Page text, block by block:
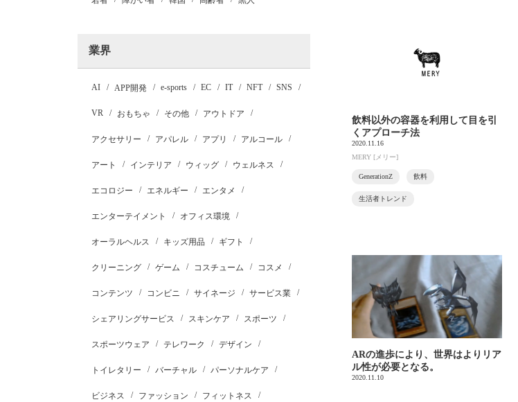
業界
AI APP開発 e-sports EC IT NFT SNS
VR おもちゃ その他 アウトドア
アクセサリー アパレル アプリ アルコール
アート インテリア ウィッグ ウェルネス
エコロジー エネルギー エンタメ
エンターテイメント オフィス環境
オーラルヘルス キッズ用品 ギフト
クリーニング ゲーム コスチューム コスメ
コンテンツ コンビニ サイネージ サービス業
シェアリングサービス スキンケア スポーツ
スポーツウェア テレワーク デザイン
トイレタリー バーチャル パーソナルケア
ビジネス ファッション フィットネス
飲料以外の容器を利用して目を引
くアプローチ法
2020.11.16
MERY [メリー]
GenerationZ 飲料
生活者トレンド
ARの進歩により、世界はよりリア
ル性が必要となる。
2020.11.10